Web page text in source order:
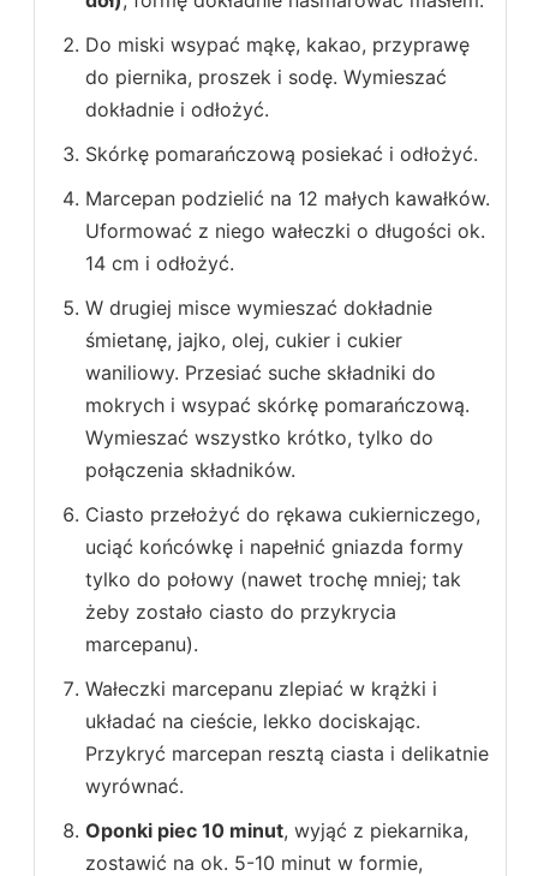
Do miski wsypać mąkę, kakao, przyprawę
do piernika, proszek i sodę. Wymieszać
dokładnie i odłożyć.
Skórkę pomarańczową posiekać i odłożyć.
Marcepan podzielić na 12 małych kawałków.
Uformować z niego wałeczki o długości ok.
14 cm i odłożyć.
W drugiej misce wymieszać dokładnie
śmietanę, jajko, olej, cukier i cukier
waniliowy. Przesiać suche składniki do
mokrych i wsypać skórkę pomarańczową.
Wymieszać wszystko krótko, tylko do
połączenia składników.
Ciasto przełożyć do rękawa cukierniczego,
uciąć końcówkę i napełnić gniazda formy
tylko do połowy (nawet trochę mniej; tak
żeby zostało ciasto do przykrycia
marcepanu).
Wałeczki marcepanu zlepiać w krążki i
układać na cieście, lekko dociskając.
Przykryć marcepan resztą ciasta i delikatnie
wyrównać.
Oponki piec 10 minut, wyjąć z piekarnika,
zostawić na ok. 5-10 minut w formie,